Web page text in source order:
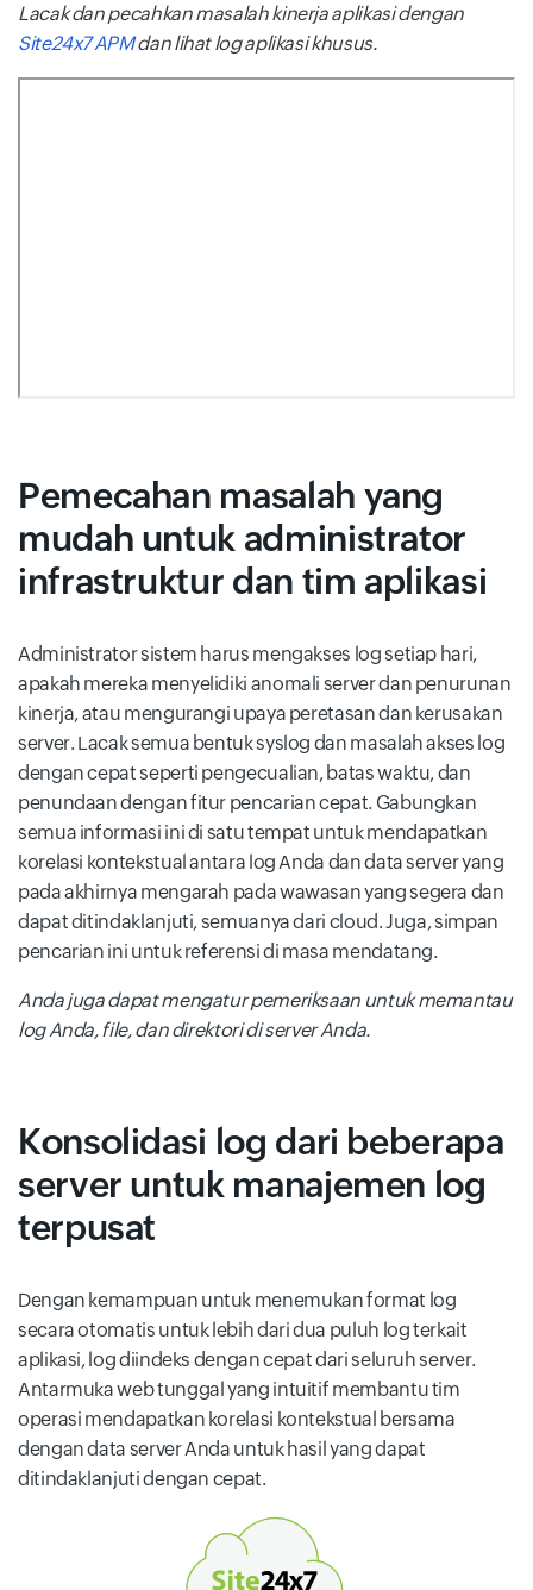
Lacak dan pecahkan masalah kinerja aplikasi dengan
Site24x7 APMdan lihat log aplikasi khusus.
Pemecahan masalah yang
mudah untuk administrator
infrastruktur dan tim aplikasi
Administrator sistem harus mengakses log setiap hari,
apakah mereka menyelidiki anomali server dan penurunan
kinerja, atau mengurangi upaya peretasan dan kerusakan
server. Lacak semua bentuk syslog dan masalah akses log
dengan cepat seperti pengecualian, batas waktu, dan
penundaan dengan fitur pencarian cepat. Gabungkan
semua informasi ini di satu tempat untuk mendapatkan
korelasi kontekstual antara log Anda dan data server yang
pada akhirnya mengarah pada wawasan yang segera dan
dapat ditindaklanjuti, semuanya dari cloud. Juga, simpan
pencarian ini untuk referensi di masa mendatang.
Anda juga dapat mengatur pemeriksaan untuk memantau
log Anda, file, dan direktori di server Anda.
Konsolidasi log dari beberapa
server untuk manajemen log
terpusat
Dengan kemampuan untuk menemukan format log
secara otomatis untuk lebih dari dua puluh log terkait
aplikasi, log diindeks dengan cepat dari seluruh server.
Antarmuka web tunggal yang intuitif membantu tim
operasi mendapatkan korelasi kontekstual bersama
dengan data server Anda untuk hasil yang dapat
ditindaklanjuti dengan cepat.